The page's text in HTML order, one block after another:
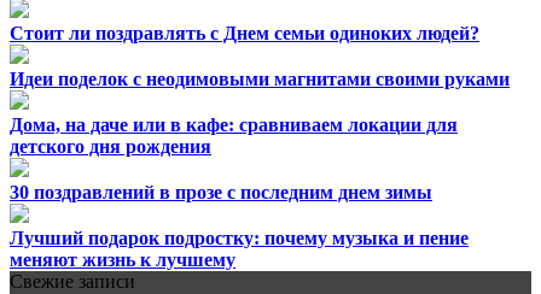
Стоит ли поздравлять с Днем семьи одиноких людей?
Идеи поделок с неодимовыми магнитами своими руками
Дома, на даче или в кафе: сравниваем локации для
детского дня рождения
30 поздравлений в прозе с последним днем зимы
Лучший подарок подростку: почему музыка и пение
меняют жизнь к лучшему
Свежие записи